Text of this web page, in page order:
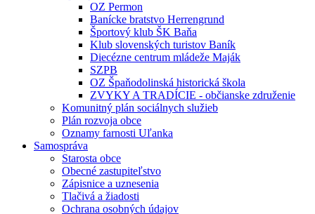
OZ Permon
Banícke bratstvo Herrengrund
Športový klub ŠK Baňa
Klub slovenských turistov Baník
Diecézne centrum mládeže Maják
SZPB
OZ Špaňodolinská historická škola
ZVYKY A TRADÍCIE - občianske združenie
Komunitný plán sociálnych služieb
Plán rozvoja obce
Oznamy farnosti Uľanka
Samospráva
Starosta obce
Obecné zastupiteľstvo
Zápisnice a uznesenia
Tlačivá a žiadosti
Ochrana osobných údajov